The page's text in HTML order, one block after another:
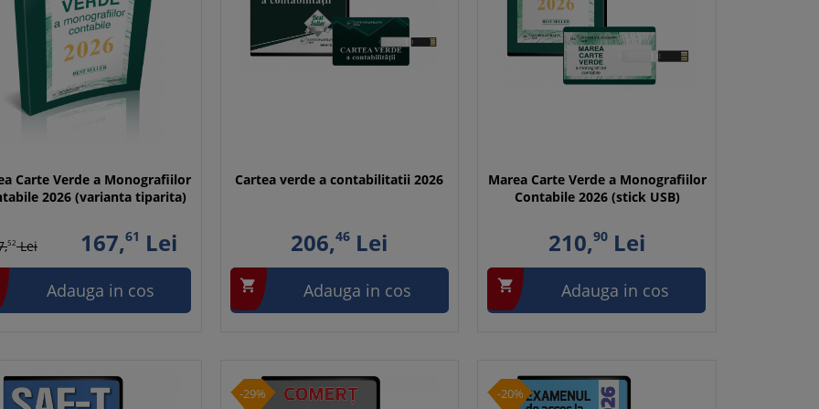
Carte Verde a Monografiilor
2026 (varianta tiparita)
52Lei 167,61 Lei
Adauga in cos
Cartea verde a contabilitatii 2026
206,46 Lei
 Adauga in cos
Marea Carte Verde a Monografiilor
Contabile 2026 (stick USB)
210,90Lei
 Adauga in cos
-29% -20%